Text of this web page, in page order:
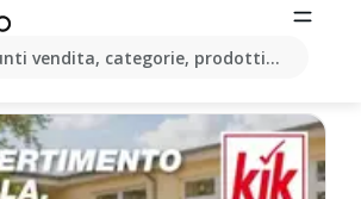
vendita, categorie, prodotti...
- Volantini più recenti